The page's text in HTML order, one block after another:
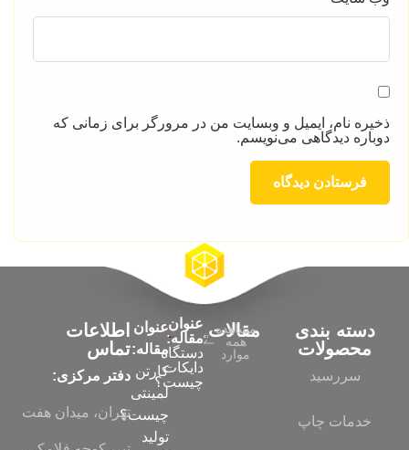
ذخیره نام، ایمیل و وبسایت من در مرورگر برای زمانی که
دوباره دیدگاهی می‌نویسم.
دسته بندی
محصولات
سررسید
خدمات چاپ
مقالات
مشاهده
همه
موارد
عنوان
مقاله:
دستگاه
دایکات
چیست؟
عنوان
مقاله:
کارتن
لمینتی
چیست؟
تولید
اطلاعات
تماس
دفتر مرکزی:
تهران، میدان هفت